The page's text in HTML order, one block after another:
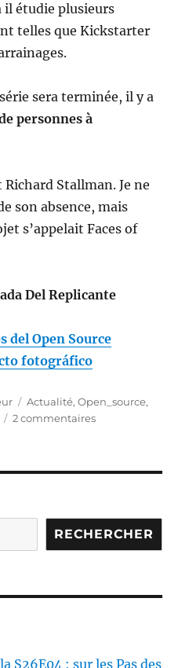
il étudie plusieurs
telles que Kickstarter
sera terminée, il y a
personnes à
Stallman. Je ne
son absence, mais
s’appelait Faces of
Del Replicante
del Open Source
fotográfico
Étiquettes
Actualité,Open_source,
2 commentairessur
réunis
sur
un
RECHERCHER
S26E04 : sur les Pas des